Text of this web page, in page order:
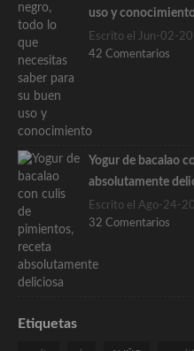
uso y
Escrito el Jun-02-
42 Comentarios
Yogur de bacalao
absolutamente
Escrito el Ago-24-
32 Comentarios
Etiquetas